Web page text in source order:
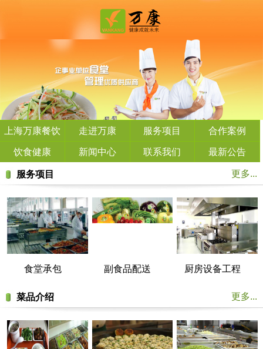
上海万康餐饮
管理有限公司
走进万康 服务项目 合作案例
饮食健康 新闻中心 联系我们 最新公告
更多...
服务项目
食堂承包 副食品配送 厨房设备工程
更多...
菜品介绍